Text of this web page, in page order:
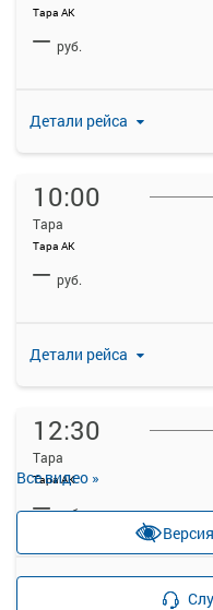
Тара АК
Детали рейса
— руб.
10:00
Тара
Тара АК
Детали рейса
— руб.
12:30
Тара
Тара АК
— руб.
Все видео »